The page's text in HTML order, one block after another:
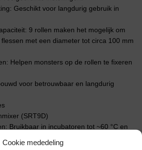
Cookie mededeling
Geschikt voor langdurig gebruik in
9 rollen maken het mogelijk om
met een diameter tot circa 100 mm
Helpen monsters op de rollen te fixeren
voor betrouwbaar en langdurig
(SRT9D)
Bruikbaar in incubatoren tot ~60 °C en